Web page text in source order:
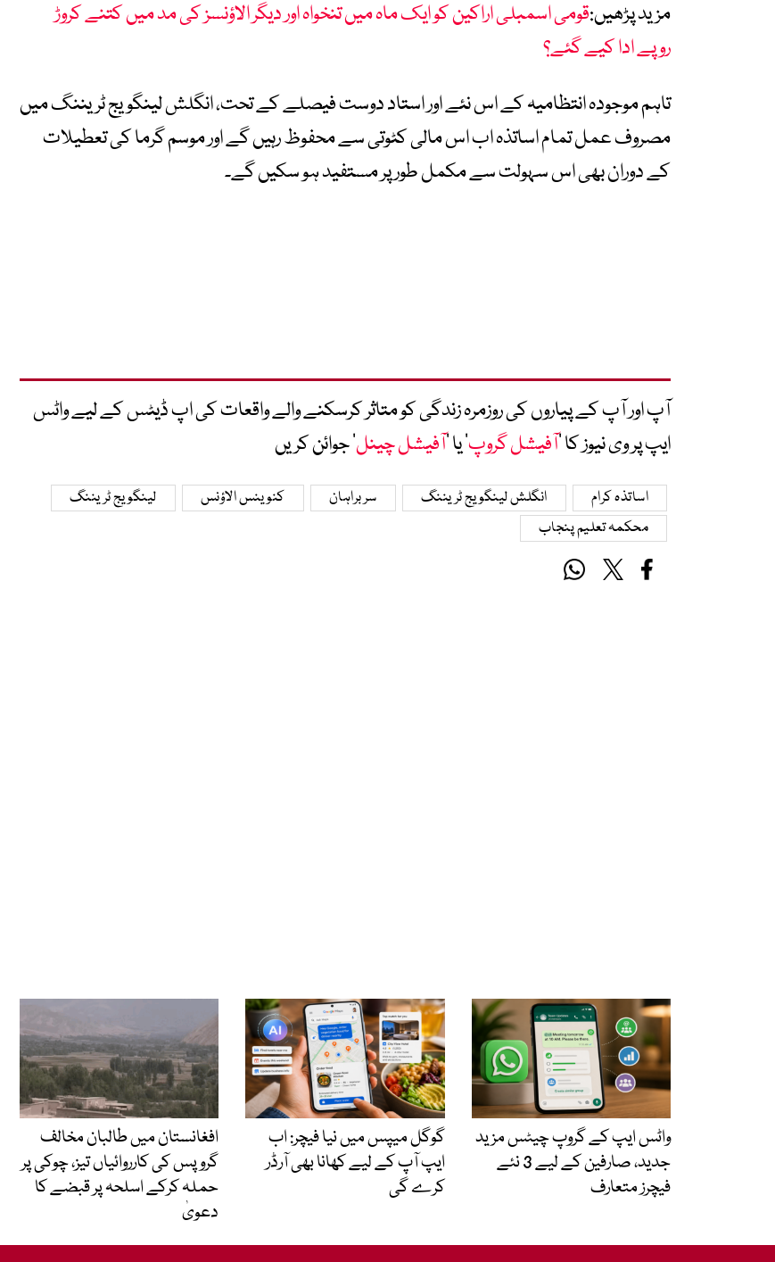
مزید پڑھیں:قومی اسمبلی اراکین کو ایک ماہ میں تنخواہ اور دیگر الاؤنسز کی مد میں کتنے کروڑ
روپے ادا کیے گئے؟
تاہم موجودہ انتظامیہ کے اس نئے اور استاد دوست فیصلے کے تحت، انگلش لینگویج ٹریننگ میں
مصروف عمل تمام اساتذہ اب اس مالی کٹوتی سے محفوظ رہیں گے اور موسم گرما کی تعطیلات
کے دوران بھی اس سہولت سے مکمل طور پر مستفید ہو سکیں گے۔
آپ اور آپ کے پیاروں کی روزمرہ زندگی کو متاثر کرسکنے والے واقعات کی اپ ڈیٹس کے لیے واٹس
ایپ پر وی نیوز کا ’آفیشل گروپ‘ یا ’آفیشل چینل‘ جوائن کریں
اساتذہ کرام انگلش لینگویج ٹریننگ سربراہان کنوینس الاؤنس
لینگویج ٹریننگ
محکمہ تعلیم پنجاب
واٹس ایپ کے گروپ چیٹس مزید
جدید، صارفین کے لیے 3 نئے
فیچرز متعارف
گوگل میپس میں نیا فیچر: اب
ایپ آپ کے لیے کھانا بھی آرڈر
کرے گی
افغانستان میں طالبان مخالف
گروپس کی کارروائیاں تیز، چوکی پر
حملہ کرکے اسلحہ پر قبضے کا
دعویٰ